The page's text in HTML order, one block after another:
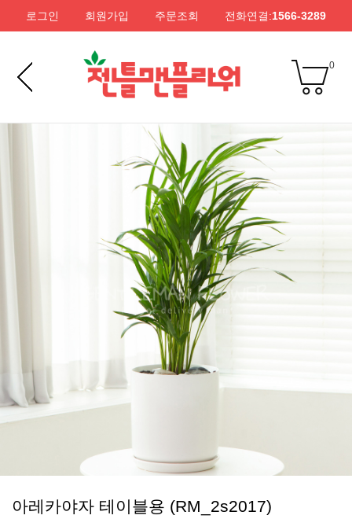
로그인 회원가입 주문조회 전화연결:1566-3289
0
아레카야자 테이블용 (RM_2s2017)